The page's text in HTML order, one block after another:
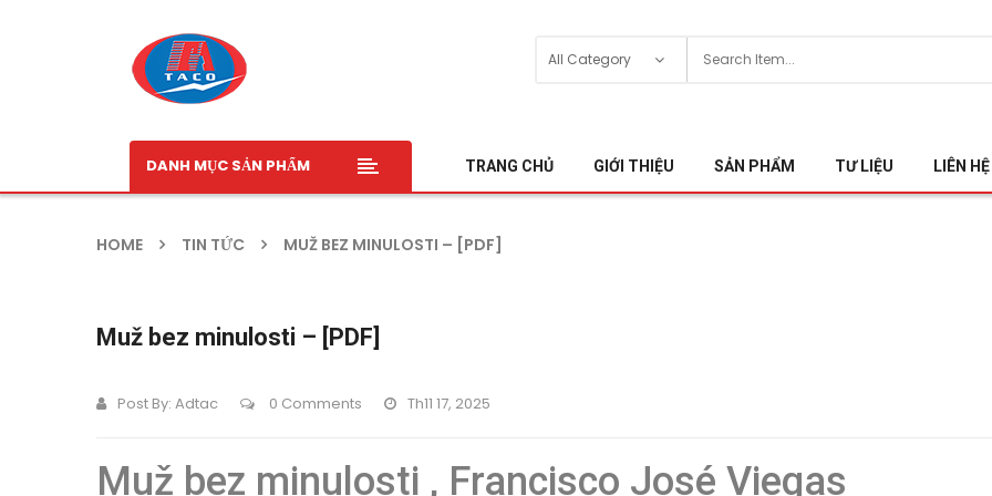
DANH MỤC SẢN PHẨM TRANG CHỦ GIỚI THIỆU SẢN PHẨM TƯ LIỆU LIÊN HỆ
HOME TIN TỨC MUŽ BEZ MINULOSTI – [PDF]
Muž bez minulosti – [PDF]
Post By: Adtac 0 Comments Th11 17, 2025
Muž bez minulosti , Francisco José Viegas